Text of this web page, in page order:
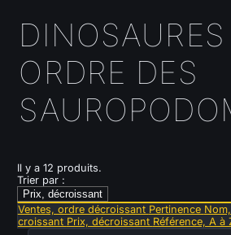
ORDRE DES
Il y a 12 produits.
Trier par :
Prix, décroissant
Ventes, ordre décroissant Pertinence
croissant Prix, décroissant Référence, A à